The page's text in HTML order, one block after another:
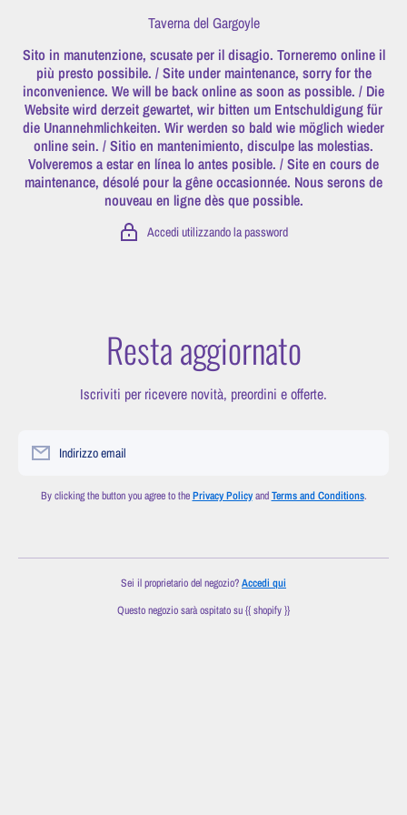
Taverna del Gargoyle
Sito in manutenzione, scusate per il disagio. Torneremo online il
più presto possibile. / Site under maintenance, sorry for the
inconvenience. We will be back online as soon as possible. / Die
Website wird derzeit gewartet, wir bitten um Entschuldigung für
die Unannehmlichkeiten. Wir werden so bald wie möglich wieder
online sein. / Sitio en mantenimiento, disculpe las molestias.
Volveremos a estar en línea lo antes posible. / Site en cours de
maintenance, désolé pour la gêne occasionnée. Nous serons de
nouveau en ligne dès que possible.
Accedi utilizzando la password
Resta aggiornato
Iscriviti per ricevere novità, preordini e offerte.
Indirizzo email
By clicking the button you agree to thePrivacy PolicyandTerms and Conditions.
Sei il proprietario del negozio?Accedi qui
Questo negozio sarà ospitato su {{ shopify }}